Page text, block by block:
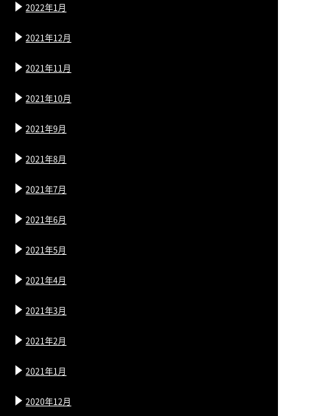
2022年1月
2021年12月
2021年11月
2021年10月
2021年9月
2021年8月
2021年7月
2021年6月
2021年5月
2021年4月
2021年3月
2021年2月
2021年1月
2020年12月